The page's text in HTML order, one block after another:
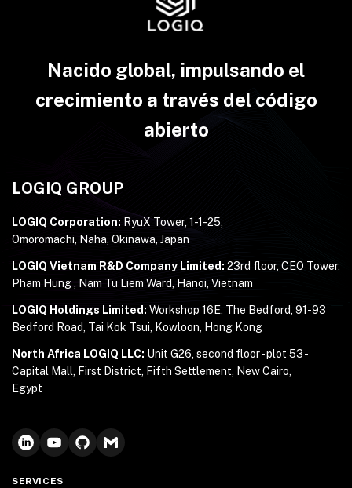
Nacido global, impulsando el
crecimiento a través del código
abierto
LOGIQ GROUP
LOGIQ Corporation: RyuX Tower, 1-1-25,
Omoromachi, Naha, Okinawa, Japan
LOGIQ Vietnam R&D Company Limited: 23rd floor, CEO Tower,
Pham Hung , Nam Tu Liem Ward, Hanoi, Vietnam
LOGIQ Holdings Limited: Workshop 16E, The Bedford, 91-93
Bedford Road, Tai Kok Tsui, Kowloon, Hong Kong
North Africa LOGIQ LLC: Unit G26, second floor - plot 53 -
Capital Mall, First District, Fifth Settlement, New Cairo,
Egypt
SERVICES